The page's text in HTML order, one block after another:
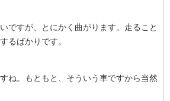
ですが、とにかく曲がります。走ること
るばかりです。
ね。もともと、そういう車ですから当然